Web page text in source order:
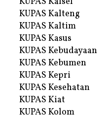
KUPAS Kalteng
KUPAS Kaltim
KUPAS Kasus
KUPAS Kebudayaan
KUPAS Kebumen
KUPAS Kepri
KUPAS Kesehatan
KUPAS Kiat
KUPAS Kolom